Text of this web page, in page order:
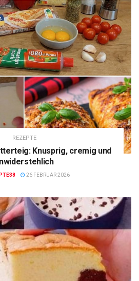
REZEPTE
Knusprig, cremig und
26 FEBRUAR 2026